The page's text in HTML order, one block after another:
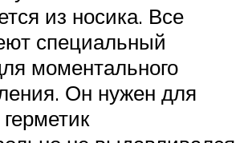
из носика. Все
специальный
моментального
Он нужен для